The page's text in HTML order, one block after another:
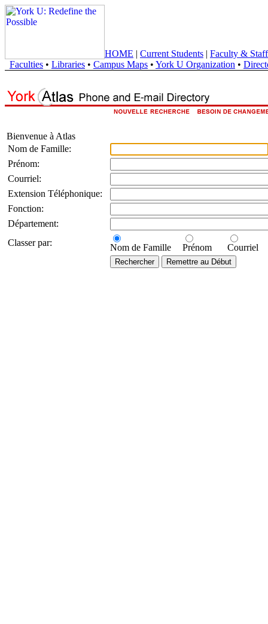
HOME | Current Students | Faculty & Staff
Faculties • Libraries • Campus Maps • York U Organization •
Bienvenue à Atlas
Nom de Famille:
Prénom:
Courriel:
Extension Téléphonique:
Fonction:
Département:
Classer par:
Nom de Famille Prénom Courriel